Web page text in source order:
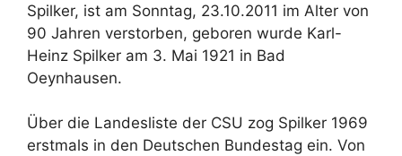
Spilker, ist am Sonntag, 23.10.2011 im Alter von
90 Jahren verstorben, geboren wurde Karl-
Heinz Spilker am 3. Mai 1921 in Bad
Oeynhausen.
Über die Landesliste der CSU zog Spilker 1969
erstmals in den Deutschen Bundestag ein. Von